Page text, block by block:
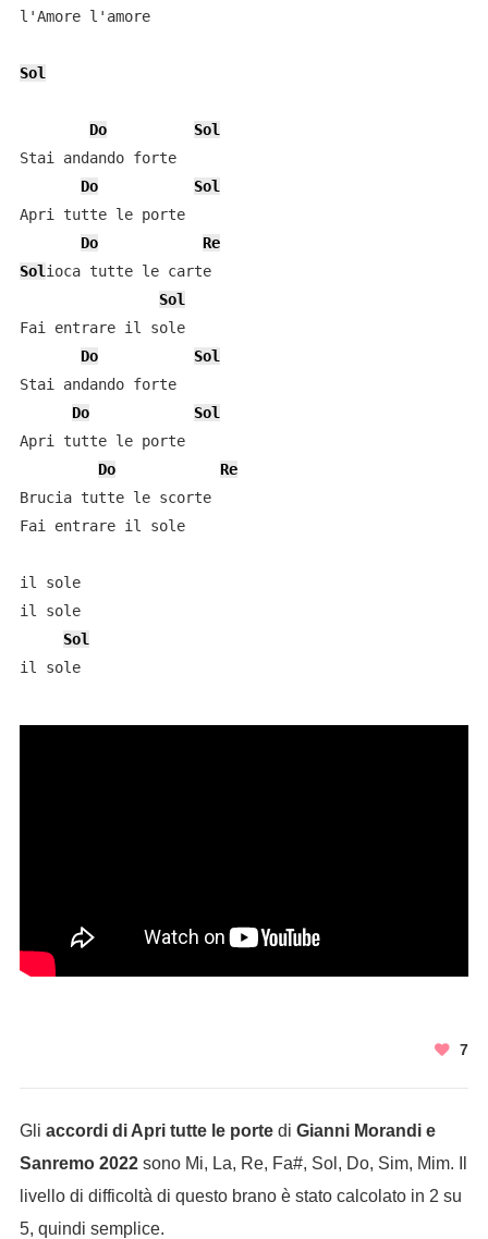
l'Amore l'amore
Sol
Do
Sol
Stai andando forte
Do
Sol
Apri tutte le porte
Do
Re
Solioca tutte le carte
Sol
Fai entrare il sole
Do
Sol
Stai andando forte
Do
Sol
Apri tutte le porte
Do
Re
Brucia tutte le scorte
Fai entrare il sole
il sole
il sole
Sol
il sole
7
Gli accordi di Apri tutte le portedi Gianni Morandi e
Sanremo 2022sono Mi, La, Re, Fa#, Sol, Do, Sim, Mim. Il
livello di difficoltà di questo brano è stato calcolato in 2 su
5, quindi semplice.